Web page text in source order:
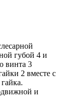
губой 4 и
винта 3
2 вместе с
и